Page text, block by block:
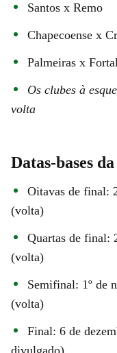
Santos x Remo
Chapecoense x
Palmeiras x
Os clubes à
volta
Datas-bases
Oitavas de final:
(volta)
Quartas de final:
(volta)
Semifinal: 1º de
(volta)
Final: 6 de